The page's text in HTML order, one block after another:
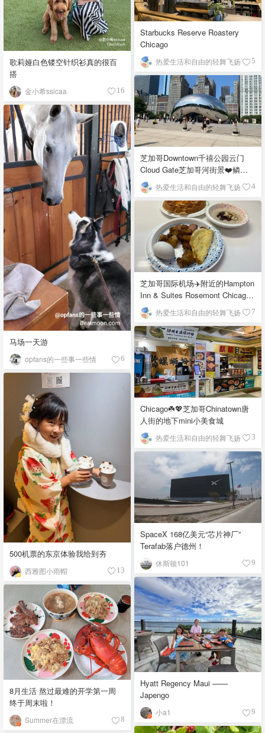
歌莉娅白色镂空针织衫真的很百
搭
金小希ssicaa 16
Starbucks Reserve Roastery
Chicago
热爱生活和自由的轻舞飞扬 5
芝加哥Downtown千禧公园云门
Cloud Gate芝加哥河街景❤️鳞次
栉比的高楼
热爱生活和自由的轻舞飞扬 4
马场一天游
opfans的一些事一些情 6
芝加哥国际机场✈️附近的Hampton
Inn & Suites Rosemont Chicago
O'Hare自助早餐
热爱生活和自由的轻舞飞扬 7
Chicago☘️💖芝加哥Chinatown唐
人街的地下mini小美食城
热爱生活和自由的轻舞飞扬 3
500机票的东京体验我给到夯
西雅图小雨帽 13
SpaceX 168亿美元“芯片神厂”
Terafab落户德州！
休斯顿101 9
Hyatt Regency Maui ——
Japengo
小a1 9
8月生活 熬过最难的开学第一周
终于周末啦！
Summer在漂流 8